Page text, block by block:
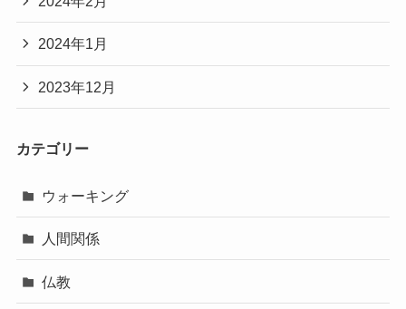
2024年1月
2023年12月
カテゴリー
ウォーキング
人間関係
仏教